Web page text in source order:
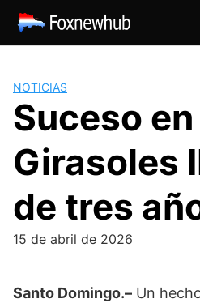
Saltar
contenido
NOTICIAS
Suceso
Girasoles
de tres
15 de abril de 2026
Santo Domingo.– Un